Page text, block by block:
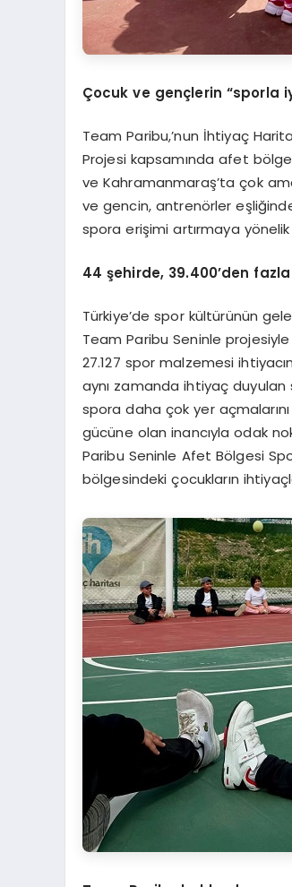
Çocuk ve gençlerin “sporla
Team Paribu,’nun İhtiyaç
Projesi kapsamında afet
ve Kahramanmaraş’ta çok
ve gencin, antrenörler
spora erişimi artırmaya yönelik
44 şehirde, 39.400’den fazla
Türkiye’de spor kültürünün
Team Paribu Seninle
27.127 spor malzemesi
aynı zamanda ihtiyaç duyulan
spora daha çok yer
gücüne olan inancıyla odak
Paribu Seninle Afet Bölgesi
bölgesindeki çocukların